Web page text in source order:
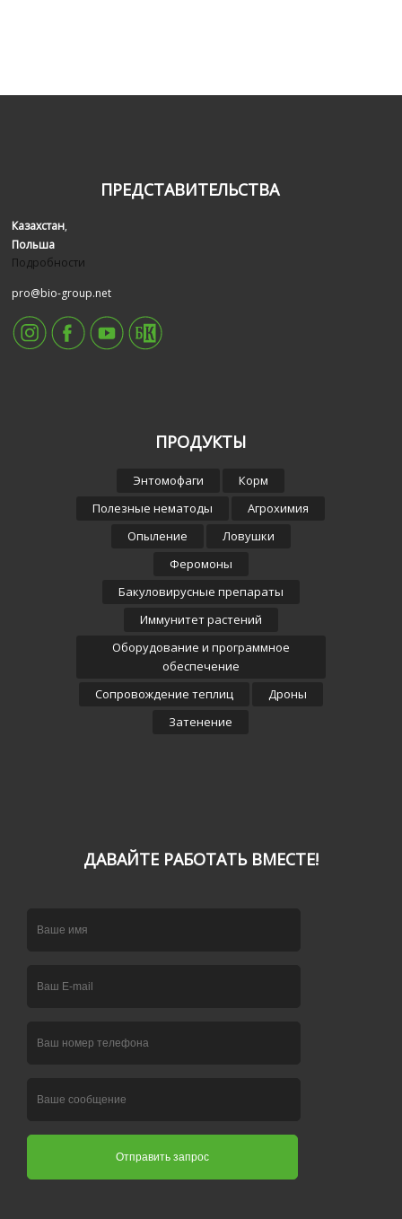
ПРЕДСТАВИТЕЛЬСТВА
Казахстан,
Польша
Подробности
pro@bio-group.net
ПРОДУКТЫ
Энтомофаги
Корм
Полезные нематоды
Агрохимия
Опыление
Ловушки
Феромоны
Бакуловирусные препараты
Иммунитет растений
Оборудование и программное
обеспечение
Сопровождение теплиц
Дроны
Затенение
ДАВАЙТЕ РАБОТАТЬ ВМЕСТЕ!